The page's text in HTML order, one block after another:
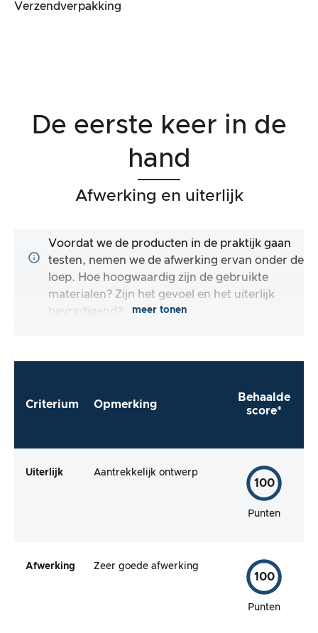
Verzendverpakking
De eerste keer in de
hand
Afwerking en uiterlijk
Voordat we de producten in de praktijk gaan
testen, nemen we de afwerking ervan onder de
loep. Hoe hoogwaardig zijn de gebruikte
materialen? Zijn het gevoel en het uiterlijk
bevredigend?
meer tonen
Criterium Opmerking
Behaalde
score*
Uiterlijk Aantrekkelijk ontwerp
100
Punten
Afwerking Zeer goede afwerking
100
Punten